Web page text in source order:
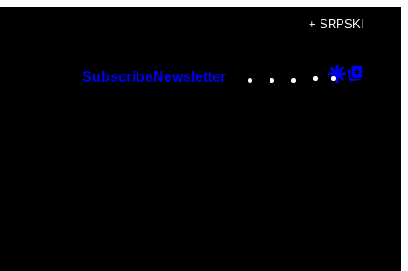
+ SRPSKI
SubscribeNewsletter Instagram
TikTok
YouTube
Google